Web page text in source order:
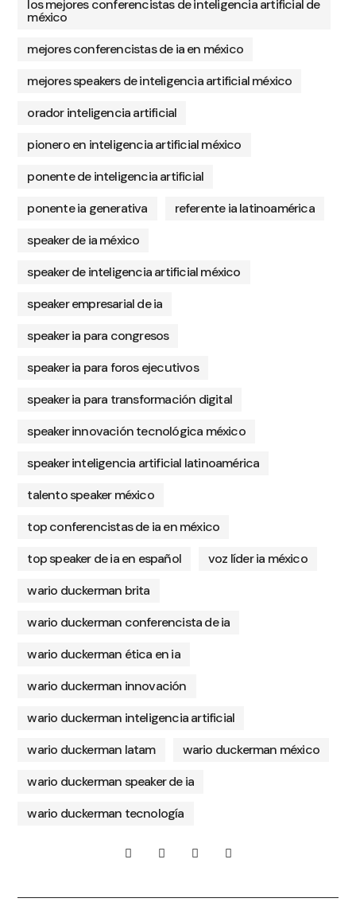
los mejores conferencistas de inteligencia artificial de
méxico
mejores conferencistas de ia en méxico
mejores speakers de inteligencia artificial méxico
orador inteligencia artificial
pionero en inteligencia artificial méxico
ponente de inteligencia artificial
ponente ia generativa
referente ia latinoamérica
speaker de ia méxico
speaker de inteligencia artificial méxico
speaker empresarial de ia
speaker ia para congresos
speaker ia para foros ejecutivos
speaker ia para transformación digital
speaker innovación tecnológica méxico
speaker inteligencia artificial latinoamérica
talento speaker méxico
top conferencistas de ia en méxico
top speaker de ia en español
voz líder ia méxico
wario duckerman brita
wario duckerman conferencista de ia
wario duckerman ética en ia
wario duckerman innovación
wario duckerman inteligencia artificial
wario duckerman latam
wario duckerman méxico
wario duckerman speaker de ia
wario duckerman tecnología